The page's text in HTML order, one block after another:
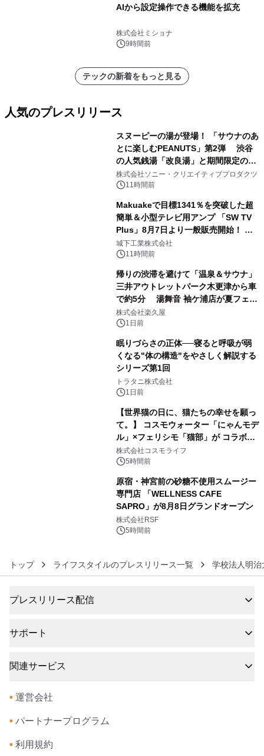
AIから設定操作できる機能を拡充
株式会社ミショナ
9時間前
テックの新着をもっと見る
人気のプレスリリース
スヌーピーの湯が登場！ 「サウナのあ
とに楽しむPEANUTS」第2弾 渋谷
の人気銭湯「改良湯」と期間限定のコ
ラボレーション サウナイキタイコラ
ボグッズも発売決定！
株式会社ソニー・クリエイティブプロダクツ
11時間前
Makuakeで目標1341％を突破した超
簡単＆小型テレビ用アンプ 「SW TV
Plus」8月7日より一般販売開始！ ケ
ーブル1本つなぐだけ、テレビの音が
ぐっと豊かに
城下工業株式会社
11時間前
帰りの渋滞を避けて「温泉＆サウナ」
三井アウトレットパーク木更津から車
で約5分 湯舞音 袖ケ浦店が夏フェア
メニューを提供
株式会社楽久屋
1日前
眠りづらさの正体──寝ると呼吸が弱
くなる"体の構造"をやさしく解説する
シリーズ第1回
トラタニ株式会社
1日前
【世界猫の日に、猫たちの幸せを願っ
て。】 コスモウォーター「にゃんモデ
ル」×フェリシモ「猫部」が コラボキ
ャンペーンを実施
株式会社コスモライフ
5時間前
原宿・神宮前の砂糖不使用スムージー
専門店 「WELLNESS CAFE
SAPRO」が8月8日グランドオープン
株式会社RSF
5時間前
トップ ライフスタイルのプレスリリース一覧 学校法人明治
プレスリリース配信
サポート
関連サービス
• 運営会社
• パートナープログラム
• 利用規約